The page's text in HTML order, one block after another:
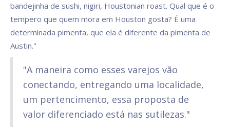
bandejinha de sushi, nigiri, Houstonian roast. Qual que é o
tempero que quem mora em Houston gosta? É uma
determinada pimenta, que ela é diferente da pimenta de
Austin."
"A maneira como esses varejos vão
conectando, entregando uma localidade,
um pertencimento, essa proposta de
valor diferenciado está nas sutilezas."